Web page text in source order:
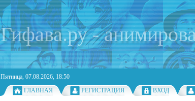
Гифава.ру -
Пятница, 07.08.2026, 18:50
ГЛАВНАЯ
РЕГИСТРАЦИЯ ВХОД